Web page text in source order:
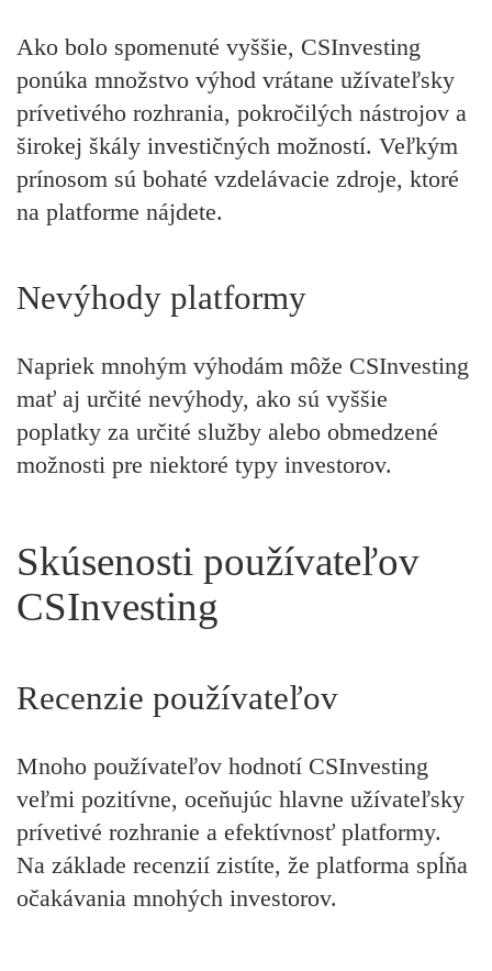
Ako bolo spomenuté vyššie, CSInvesting
ponúka množstvo výhod vrátane užívateľsky
prívetivého rozhrania, pokročilých nástrojov a
širokej škály investičných možností. Veľkým
prínosom sú bohaté vzdelávacie zdroje, ktoré
na platforme nájdete.
Nevýhody platformy
Napriek mnohým výhodám môže CSInvesting
mať aj určité nevýhody, ako sú vyššie
poplatky za určité služby alebo obmedzené
možnosti pre niektoré typy investorov.
Skúsenosti používateľov
CSInvesting
Recenzie používateľov
Mnoho používateľov hodnotí CSInvesting
veľmi pozitívne, oceňujúc hlavne užívateľsky
prívetivé rozhranie a efektívnosť platformy.
Na základe recenzií zistíte, že platforma spĺňa
očakávania mnohých investorov.